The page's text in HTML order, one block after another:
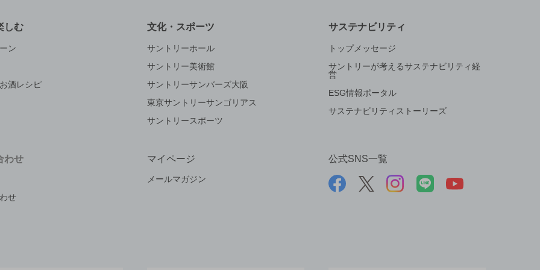
しむ
ン
酒レシピ
文化・スポーツ
サントリーホール
サントリー美術館
サントリーサンバーズ大阪
東京サントリーサンゴリアス
サントリースポーツ
サステナビリティ
トップメッセージ
サントリーが考えるサステナビリティ経
営
ESG情報ポータル
サステナビリティストーリーズ
わせ
せ
マイページ
メールマガジン
公式SNS一覧